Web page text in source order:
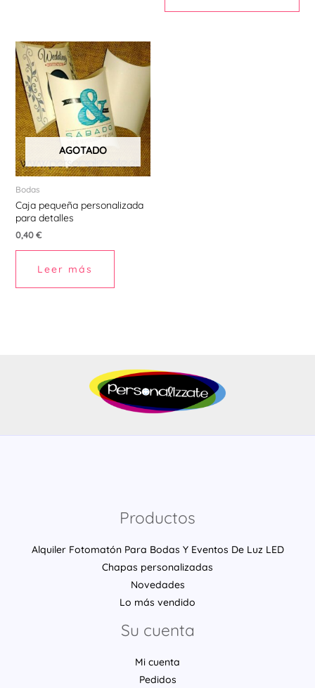
AGOTADO
Bodas
Caja pequeña personalizada
para detalles
0,40€
Leer más
Productos
Alquiler Fotomatón Para Bodas Y Eventos De Luz LED
Chapas personalizadas
Novedades
Lo más vendido
Su cuenta
Mi cuenta
Pedidos